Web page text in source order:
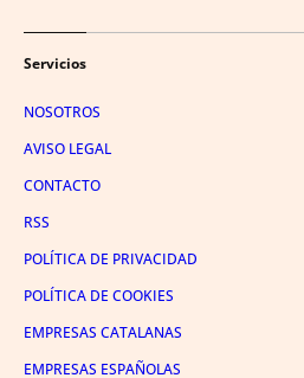
Servicios
NOSOTROS
AVISO LEGAL
CONTACTO
RSS
POLÍTICA DE PRIVACIDAD
POLÍTICA DE COOKIES
EMPRESAS CATALANAS
EMPRESAS ESPAÑOLAS